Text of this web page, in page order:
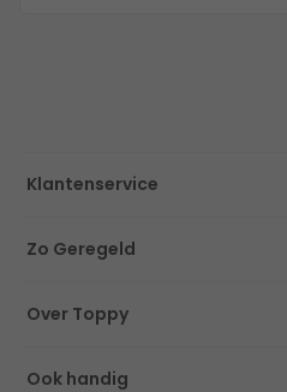
Klantenservice
Zo Geregeld
Over Toppy
Ook handig